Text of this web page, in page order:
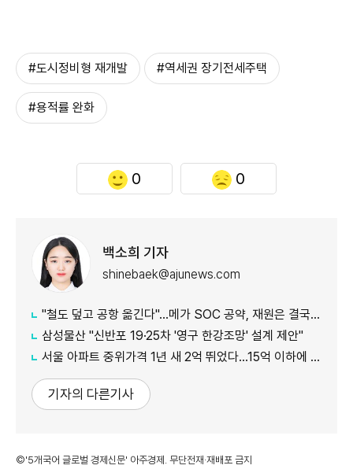
#도시정비형 재개발 #역세권 장기전세주택
#용적률 완화
0 0
백소희 기자
shinebaek@ajunews.com
"철도 덮고 공항 옮긴다"…메가 SOC 공약, 재원은 결국 '땅'
삼성물산 "신반포 19·25차 '영구 한강조망' 설계 제안"
서울 아파트 중위가격 1년 새 2억 뛰었다…15억 이하에 실수요 몰려
기자의 다른기사
©'5개국어 글로벌 경제신문' 아주경제. 무단전재·재배포 금지